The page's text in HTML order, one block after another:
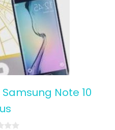
Note 10